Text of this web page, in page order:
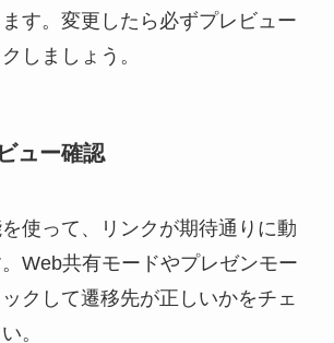
す。変更したら必ずプレビュー
しましょう。
ュー確認
使って、リンクが期待通りに動
Web共有モードやプレゼンモー
クして遷移先が正しいかをチェ
。